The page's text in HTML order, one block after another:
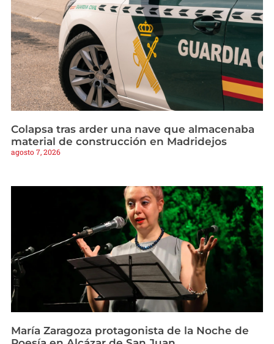
Colapsa tras arder una nave que almacenaba
material de construcción en Madridejos
agosto 7, 2026
María Zaragoza protagonista de la Noche de